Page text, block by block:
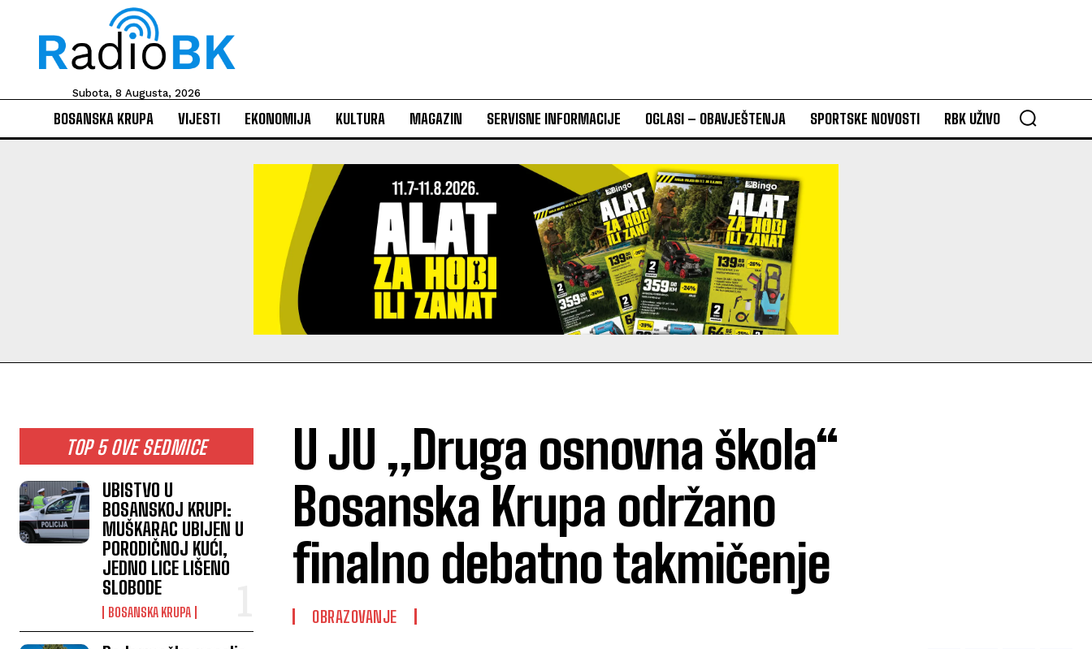
Subota, 8 Augusta, 2026
BOSANSKA KRUPA VIJESTI EKONOMIJA KULTURA MAGAZIN SERVISNE INFORMACIJE OGLASI – OBAVJEŠTENJA SPORTSKE NOVOSTI RBK UŽIVO
TOP 5 OVE SEDMICE
UBISTVO U
BOSANSKOJ KRUPI:
MUŠKARAC UBIJEN U
PORODIČNOJ KUĆI,
JEDNO LICE LIŠENO
SLOBODE
BOSANSKA KRUPA
U JU „Druga osnovna škola“
Bosanska Krupa održano
finalno debatno takmičenje
OBRAZOVANJE